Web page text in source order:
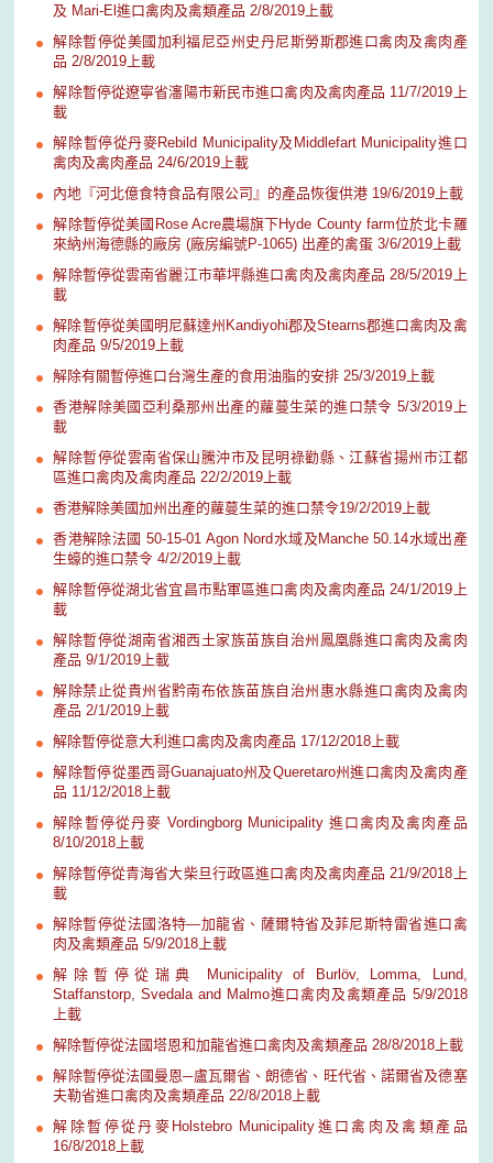
及 Mari-El進口禽肉及禽類產品 2/8/2019上載
解除暫停從美國加利福尼亞州史丹尼斯勞斯郡進口禽肉及禽肉產
品 2/8/2019上載
解除暫停從遼寧省瀋陽市新民市進口禽肉及禽肉產品 11/7/2019上
載
解除暫停從丹麥Rebild Municipality及Middlefart Municipality進口
禽肉及禽肉產品 24/6/2019上載
內地『河北億食特食品有限公司』的產品恢復供港 19/6/2019上載
解除暫停從美國Rose Acre農場旗下Hyde County farm位於北卡羅
來納州海德縣的廠房 (廠房編號P-1065) 出產的禽蛋 3/6/2019上載
解除暫停從雲南省麗江市華坪縣進口禽肉及禽肉產品 28/5/2019上
載
解除暫停從美國明尼蘇達州Kandiyohi郡及Stearns郡進口禽肉及禽
肉產品 9/5/2019上載
解除有關暫停進口台灣生產的食用油脂的安排 25/3/2019上載
香港解除美國亞利桑那州出產的蘿蔓生菜的進口禁令 5/3/2019上
載
解除暫停從雲南省保山騰沖市及昆明祿勸縣、江蘇省揚州市江都
區進口禽肉及禽肉產品 22/2/2019上載
香港解除美國加州出產的蘿蔓生菜的進口禁令19/2/2019上載
香港解除法國 50-15-01 Agon Nord水域及Manche 50.14水域出產
生蠔的進口禁令 4/2/2019上載
解除暫停從湖北省宜昌市點軍區進口禽肉及禽肉產品 24/1/2019上
載
解除暫停從湖南省湘西土家族苗族自治州鳳凰縣進口禽肉及禽肉
產品 9/1/2019上載
解除禁止從貴州省黔南布依族苗族自治州惠水縣進口禽肉及禽肉
產品 2/1/2019上載
解除暫停從意大利進口禽肉及禽肉產品 17/12/2018上載
解除暫停從墨西哥Guanajuato州及Queretaro州進口禽肉及禽肉產
品 11/12/2018上載
解除暫停從丹麥 Vordingborg Municipality 進口禽肉及禽肉產品
8/10/2018上載
解除暫停從青海省大柴旦行政區進口禽肉及禽肉產品 21/9/2018上
載
解除暫停從法國洛特—加龍省、薩爾特省及菲尼斯特雷省進口禽
肉及禽類產品 5/9/2018上載
解除暫停從瑞典 Municipality of Burlöv, Lomma, Lund,
Staffanstorp, Svedala and Malmo進口禽肉及禽類產品 5/9/2018
上載
解除暫停從法國塔恩和加龍省進口禽肉及禽類產品 28/8/2018上載
解除暫停從法國曼恩─盧瓦爾省、朗德省、旺代省、諾爾省及德塞
夫勒省進口禽肉及禽類產品 22/8/2018上載
解除暫停從丹麥Holstebro Municipality進口禽肉及禽類產品
16/8/2018上載